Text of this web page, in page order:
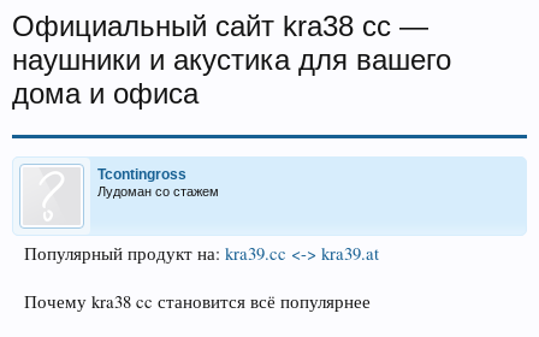
Прогнозы на Олимпийские игры 2016
Официальный сайт kra38 cc —
наушники и акустика для вашего
дома и офиса
Tcontingross
Лудоман со стажем
Популярный продукт на: kra39.cc <-> kra39.at
Почему kra38 cc становится всё популярнее